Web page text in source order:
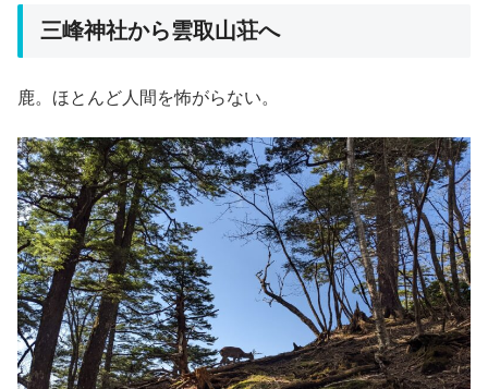
三峰神社から雲取山荘へ
鹿。ほとんど人間を怖がらない。